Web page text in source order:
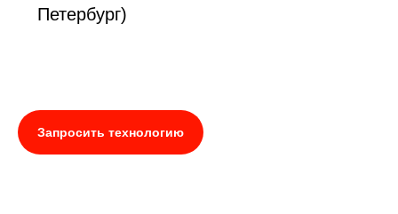
Петербург)
Запросить технологию